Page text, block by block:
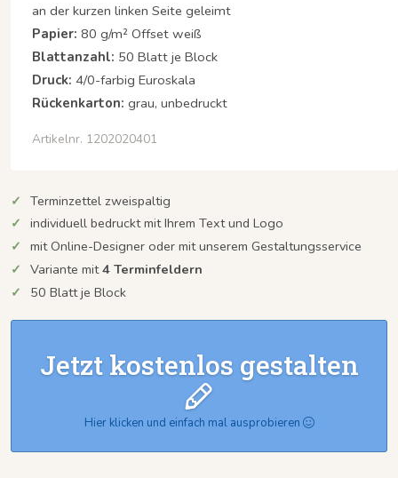
an der kurzen linken Seite geleimt
Papier: 80 g/m² Offset weiß
Blattanzahl: 50 Blatt je Block
Druck: 4/0-farbig Euroskala
Rückenkarton: grau, unbedruckt
Artikelnr. 1202020401
Terminzettel zweispaltig
individuell bedruckt mit Ihrem Text und Logo
mit Online-Designer oder mit unserem Gestaltungsservice
Variante mit4 Terminfeldern
50 Blatt je Block
Hier klicken und einfach mal ausprobieren